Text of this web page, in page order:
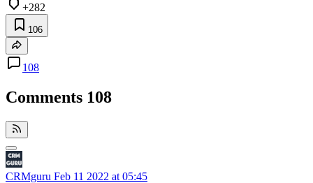
+282
106
108
Comments 108
CRMguru Feb 11 2022 at 05:45